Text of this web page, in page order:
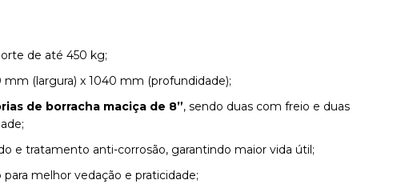
de até 450 kg;
(largura) x 1040 mm (profundidade);
de borracha maciça de 8”, sendo duas com freio e duas
e tratamento anti-corrosão, garantindo maior vida útil;
melhor vedação e praticidade;